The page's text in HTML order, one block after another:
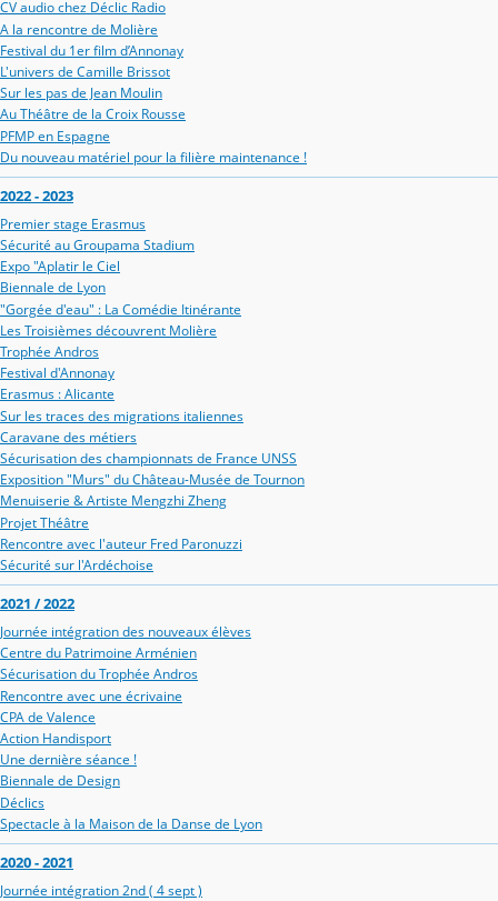
CV audio chez Déclic Radio
A la rencontre de Molière
Festival du 1er film d’Annonay
L'univers de Camille Brissot
Sur les pas de Jean Moulin
Au Théâtre de la Croix Rousse
PFMP en Espagne
Du nouveau matériel pour la filière maintenance !
2022 - 2023
Premier stage Erasmus
Sécurité au Groupama Stadium
Expo "Aplatir le Ciel
Biennale de Lyon
"Gorgée d'eau" : La Comédie Itinérante
Les Troisièmes découvrent Molière
Trophée Andros
Festival d'Annonay
Erasmus : Alicante
Sur les traces des migrations italiennes
Caravane des métiers
Sécurisation des championnats de France UNSS
Exposition "Murs" du Château-Musée de Tournon
Menuiserie & Artiste Mengzhi Zheng
Projet Théâtre
Rencontre avec l'auteur Fred Paronuzzi
Sécurité sur l'Ardéchoise
2021 / 2022
Journée intégration des nouveaux élèves
Centre du Patrimoine Arménien
Sécurisation du Trophée Andros
Rencontre avec une écrivaine
CPA de Valence
Action Handisport
Une dernière séance !
Biennale de Design
Déclics
Spectacle à la Maison de la Danse de Lyon
2020 - 2021
Journée intégration 2nd ( 4 sept )